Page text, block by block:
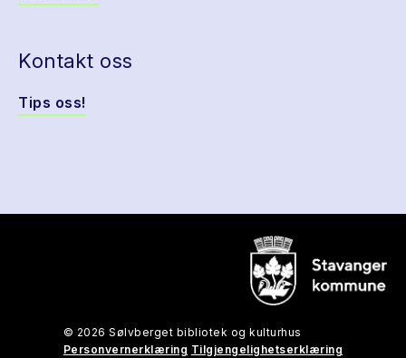
Kontakt oss
Tips oss!
© 2026 Sølvberget bibliotek og kulturhus
Personvernerklæring Tilgjengelighetserklæring